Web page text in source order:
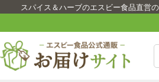
スパイス＆ハーブのエスビー食品直営